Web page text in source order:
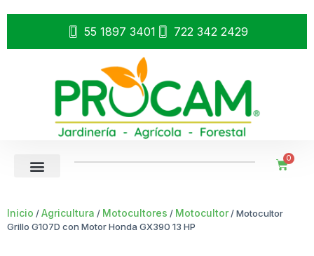
55 1897 3401 722 342 2429
0
Inicio /Agricultura / Motocultores / Motocultor/ Motocultor
Grillo G107D con Motor Honda GX390 13 HP